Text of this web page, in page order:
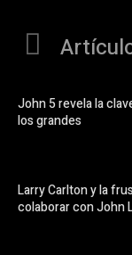
John 5 revela la
los grandes
Larry Carlton y la
colaborar con John